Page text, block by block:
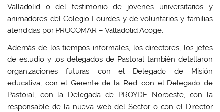
Valladolid o del testimonio de jóvenes universitarios y
animadores del Colegio Lourdes y de voluntarios y familias
atendidas por PROCOMAR – Valladolid Acoge.
Además de los tiempos informales, los directores, los jefes
de estudio y los delegados de Pastoral también detallaron
organizaciones futuras con el Delegado de Misión
educativa, con el Gerente de la Red, con el Delegado de
Pastoral, con la Delegada de PROYDE Noroeste, con la
responsable de la nueva web del Sector o con el Director